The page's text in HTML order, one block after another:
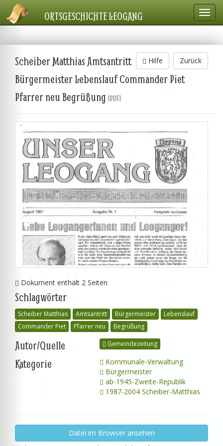
ORTSGESCHICHTE LEOGANG
Zurück
Hilfe
Scheiber Matthias Amtsantritt
Bürgermeister Lebenslauf Commander Piet
Pfarrer neu Begrüßung [PDF]
Dokument enthält 2 Seiten
Schlagwörter
Scheiber Matthias Amtsantritt Bürgermeister
Lebenslauf
Commander Piet
Pfarrer neu Begrüßung
Autor/Quelle Gemeindezeitung
Kategorie
Kommunale-Verwaltung
Bürgermeister
ab-1945-Zweite-Republik
1987-2004 Scheiber-Matthias
Datei im Browser ansehen